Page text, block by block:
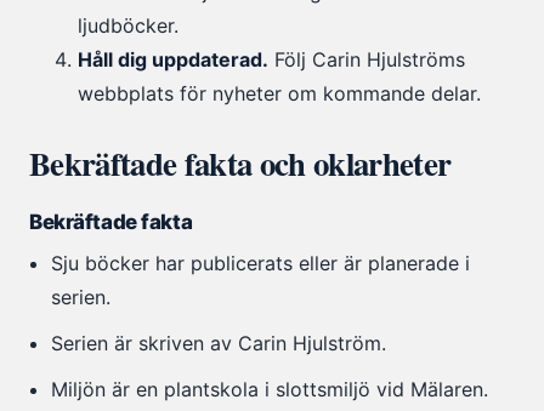
ljudböcker.
Håll dig uppdaterad. Följ Carin Hjulströms
webbplats för nyheter om kommande delar.
Bekräftade fakta och oklarheter
Bekräftade fakta
Sju böcker har publicerats eller är planerade i
serien.
Serien är skriven av Carin Hjulström.
Miljön är en plantskola i slottsmiljö vid Mälaren.